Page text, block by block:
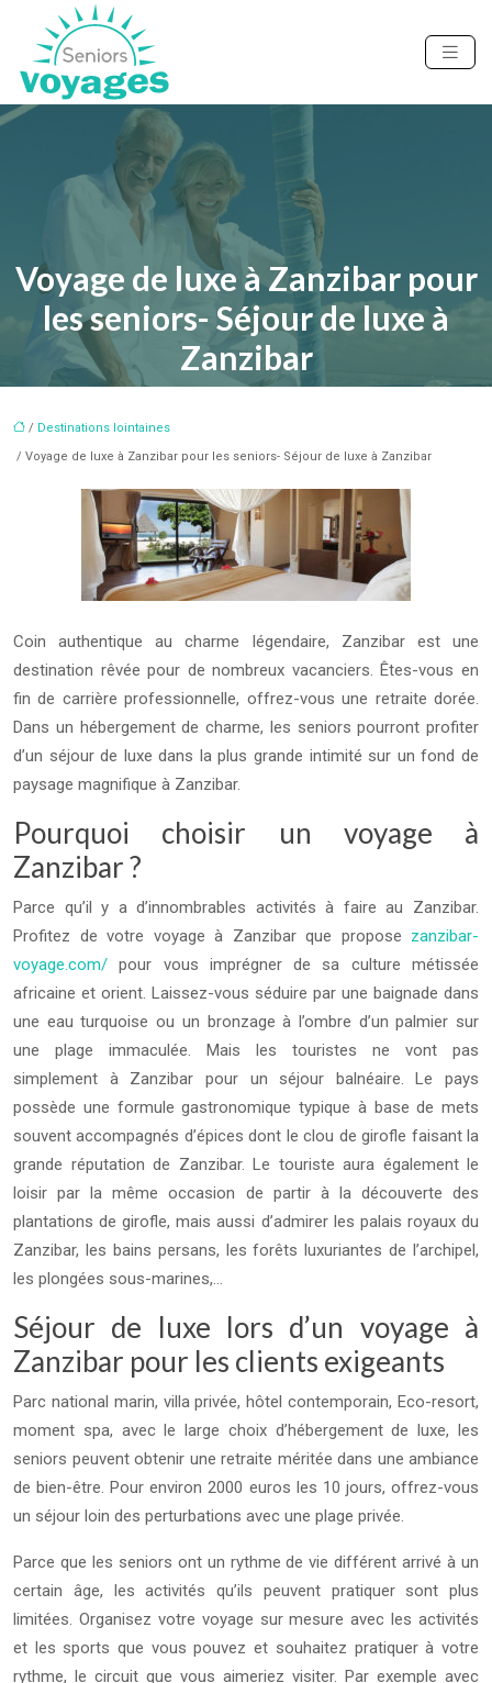
Voyage de luxe à Zanzibar pour
les seniors- Séjour de luxe à
Zanzibar
/ Destinations lointaines
/ Voyage de luxe à Zanzibar pour les seniors- Séjour de luxe à Zanzibar
Coin authentique au charme légendaire, Zanzibar est une
destination rêvée pour de nombreux vacanciers. Êtes-vous en
fin de carrière professionnelle, offrez-vous une retraite dorée.
Dans un hébergement de charme, les seniors pourront profiter
d’un séjour de luxe dans la plus grande intimité sur un fond de
paysage magnifique à Zanzibar.
Pourquoi choisir un voyage à
Zanzibar ?
Parce qu’il y a d’innombrables activités à faire au Zanzibar.
Profitez de votre voyage à Zanzibar que propose zanzibar-
voyage.com/ pour vous imprégner de sa culture métissée
africaine et orient. Laissez-vous séduire par une baignade dans
une eau turquoise ou un bronzage à l’ombre d’un palmier sur
une plage immaculée. Mais les touristes ne vont pas
simplement à Zanzibar pour un séjour balnéaire. Le pays
possède une formule gastronomique typique à base de mets
souvent accompagnés d’épices dont le clou de girofle faisant la
grande réputation de Zanzibar. Le touriste aura également le
loisir par la même occasion de partir à la découverte des
plantations de girofle, mais aussi d’admirer les palais royaux du
Zanzibar, les bains persans, les forêts luxuriantes de l’archipel,
les plongées sous-marines,…
Séjour de luxe lors d’un voyage à
Zanzibar pour les clients exigeants
Parc national marin, villa privée, hôtel contemporain, Eco-resort,
moment spa, avec le large choix d’hébergement de luxe, les
seniors peuvent obtenir une retraite méritée dans une ambiance
de bien-être. Pour environ 2000 euros les 10 jours, offrez-vous
un séjour loin des perturbations avec une plage privée.
Parce que les seniors ont un rythme de vie différent arrivé à un
certain âge, les activités qu’ils peuvent pratiquer sont plus
limitées. Organisez votre voyage sur mesure avec les activités
et les sports que vous pouvez et souhaitez pratiquer à votre
rythme, le circuit que vous aimeriez visiter. Par exemple avec